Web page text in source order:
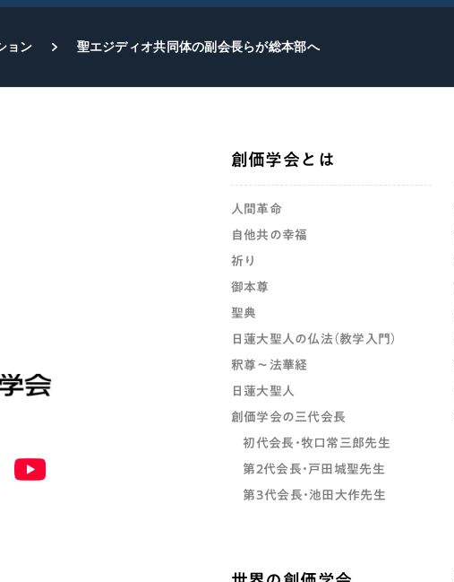
ョン 聖エジディオ共同体の副会長らが総本部へ
創価学会とは
人間革命
自他共の幸福
祈り
御本尊
聖典
日蓮大聖人の仏法（教学入門）
釈尊～法華経
日蓮大聖人
創価学会の三代会長
初代会長・牧口常三郎先生
第2代会長・戸田城聖先生
第3代会長・池田大作先生